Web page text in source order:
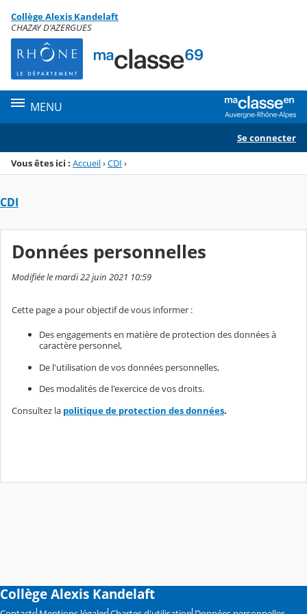
Menu de la rubrique
Contenu
Collège Alexis Kandelaft
CHAZAY D'AZERGUES
MENU
Se connecter
Vous êtes ici : Accueil›CDI ›
CDI
Données personnelles
Modifiée le mardi 22 juin 2021 10:59
Cette page a pour objectif de vous informer :
Des engagements en matière de protection des données à
caractère personnel,
De l'utilisation de vos données personnelles,
Des modalités de l'exercice de vos droits.
Consultez la politique de protection des données.
Collège Alexis Kandelaft